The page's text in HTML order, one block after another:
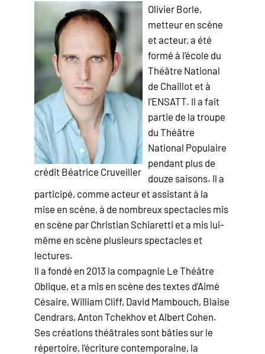
crédit Béatrice Cruveiller
Olivier Borle,
metteur en scène
et acteur, a été
formé à l’école du
Théâtre National
de Chaillot et à
l’ENSATT. Il a fait
partie de la troupe
du Théâtre
National Populaire
pendant plus de
douze saisons. Il a
participé, comme acteur et assistant à la
mise en scène, à de nombreux spectacles mis
en scène par Christian Schiaretti et a mis lui-
même en scène plusieurs spectacles et
lectures.
Il a fondé en 2013 la compagnie Le Théâtre
Oblique, et a mis en scène des textes d’Aimé
Césaire, William Cliff, David Mambouch, Blaise
Cendrars, Anton Tchekhov et Albert Cohen.
Ses créations théâtrales sont bâties sur le
répertoire, l’écriture contemporaine, la